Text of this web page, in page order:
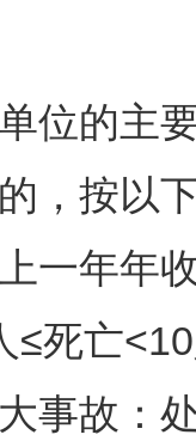
位的主
，按以
一年年
≤死亡
事故：